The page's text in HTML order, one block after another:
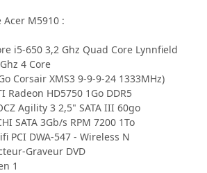
Acer M5910 :
i5-650 3,2 Ghz Quad Core Lynnfield
4 Core
Corsair XMS3 9-9-9-24 1333MHz)
Radeon HD5750 1Go DDR5
Agility 3 2,5" SATA III 60go
SATA 3Gb/s RPM 7200 1To
PCI DWA-547 - Wireless N
Graveur DVD
1